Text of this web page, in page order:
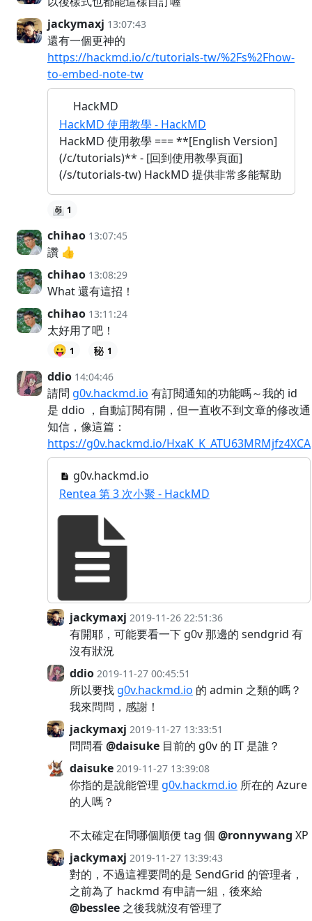
jackymaxj 13:07:43
還有一個更神的
https://hackmd.io/c/tutorials-tw/%2Fs%2Fhow-
to-embed-note-tw
HackMD
HackMD 使用教學 - HackMD
HackMD 使用教學 === **[English Version]
(/c/tutorials)** - [回到使用教學頁面]
(/s/tutorials-tw) HackMD 提供非常多能幫助
1
chihao 13:07:45
讚 👍
chihao 13:08:29
What 還有這招！
chihao 13:11:24
太好用了吧！
😛 1 1
ddio 14:04:46
請問 g0v.hackmd.io 有訂閱通知的功能嗎～我的 id
是 ddio ，自動訂閱有開，但一直收不到文章的修改通
知信，像這篇：
https://g0v.hackmd.io/HxaK_K_ATU63MRMjfz4XCA
g0v.hackmd.io
Rentea 第 3 次小聚 - HackMD
jackymaxj 2019-11-26 22:51:36
有開耶，可能要看一下 g0v 那邊的 sendgrid 有
沒有狀況
ddio 2019-11-27 00:45:51
所以要找 g0v.hackmd.io 的 admin 之類的嗎？
我來問問，感謝！
jackymaxj 2019-11-27 13:33:51
問問看@daisuke 目前的 g0v 的 IT 是誰？
daisuke 2019-11-27 13:39:08
你指的是說能管理 g0v.hackmd.io 所在的 Azure
的人嗎？
不太確定在問哪個順便 tag 個 @ronnywang XP
jackymaxj 2019-11-27 13:39:43
對的，不過這裡要問的是 SendGrid 的管理者，
之前為了 hackmd 有申請一組，後來給
@besslee 之後我就沒有管理了